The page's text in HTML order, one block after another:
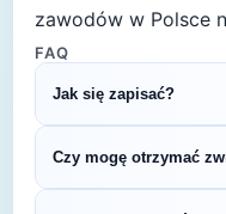
zawodów w Polsce
FAQ
Jak się zapisać?
przejść do strony
rejestracyjnym.
Czy mogę otrzymać